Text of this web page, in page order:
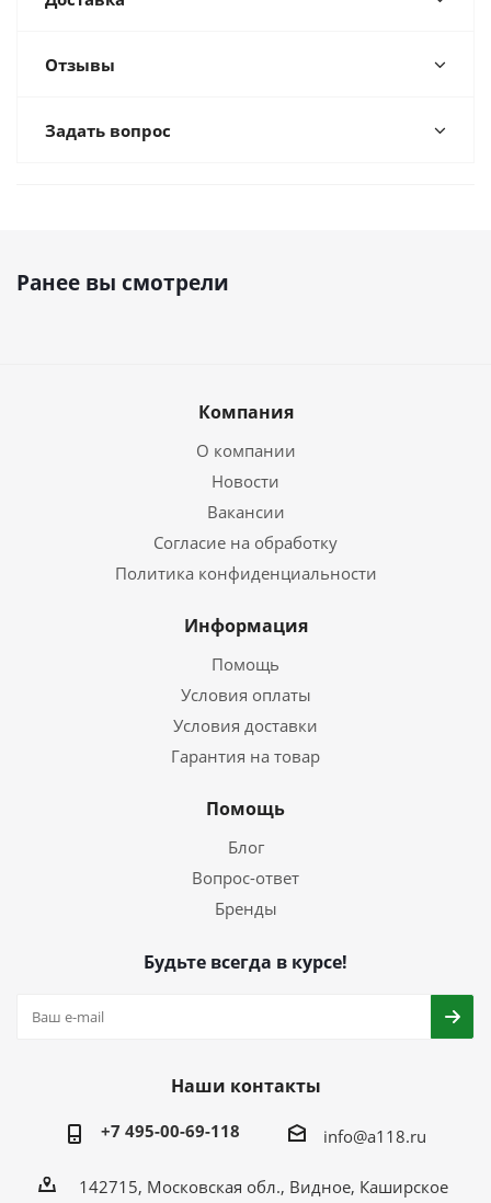
Отзывы
Задать вопрос
Ранее вы смотрели
Компания
О компании
Новости
Вакансии
Согласие на обработку
Политика конфиденциальности
Информация
Помощь
Условия оплаты
Условия доставки
Гарантия на товар
Помощь
Блог
Вопрос-ответ
Бренды
Будьте всегда в курсе!
Наши контакты
+7 495-00-69-118 info@a118.ru
142715, Московская обл., Видное, Каширское